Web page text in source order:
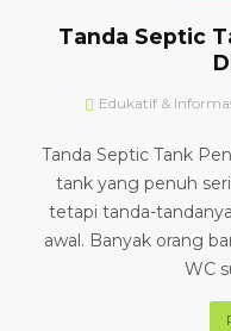
Tanda Septic
Edukatif &
Tanda Septic Tank
tank yang penuh
tetapi tanda-
awal. Banyak orang
WC